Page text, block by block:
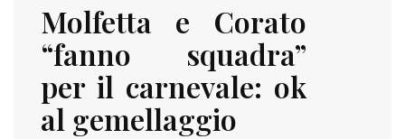
Molfetta e Corato
“fanno squadra”
per il carnevale: ok
al gemellaggio